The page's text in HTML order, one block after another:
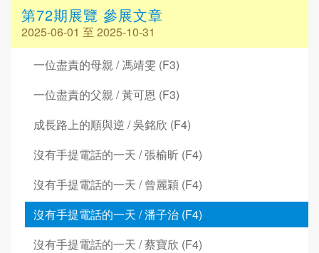
第72期展覽 參展文章
2025-06-01 至 2025-10-31
一位盡責的母親 / 馮靖雯 (F3)
一位盡責的父親 / 黃可恩 (F3)
成長路上的順與逆 / 吳銘欣 (F4)
沒有手提電話的一天 / 張榆昕 (F4)
沒有手提電話的一天 / 曾麗穎 (F4)
沒有手提電話的一天 / 潘子治 (F4)
沒有手提電話的一天 / 蔡寶欣 (F4)